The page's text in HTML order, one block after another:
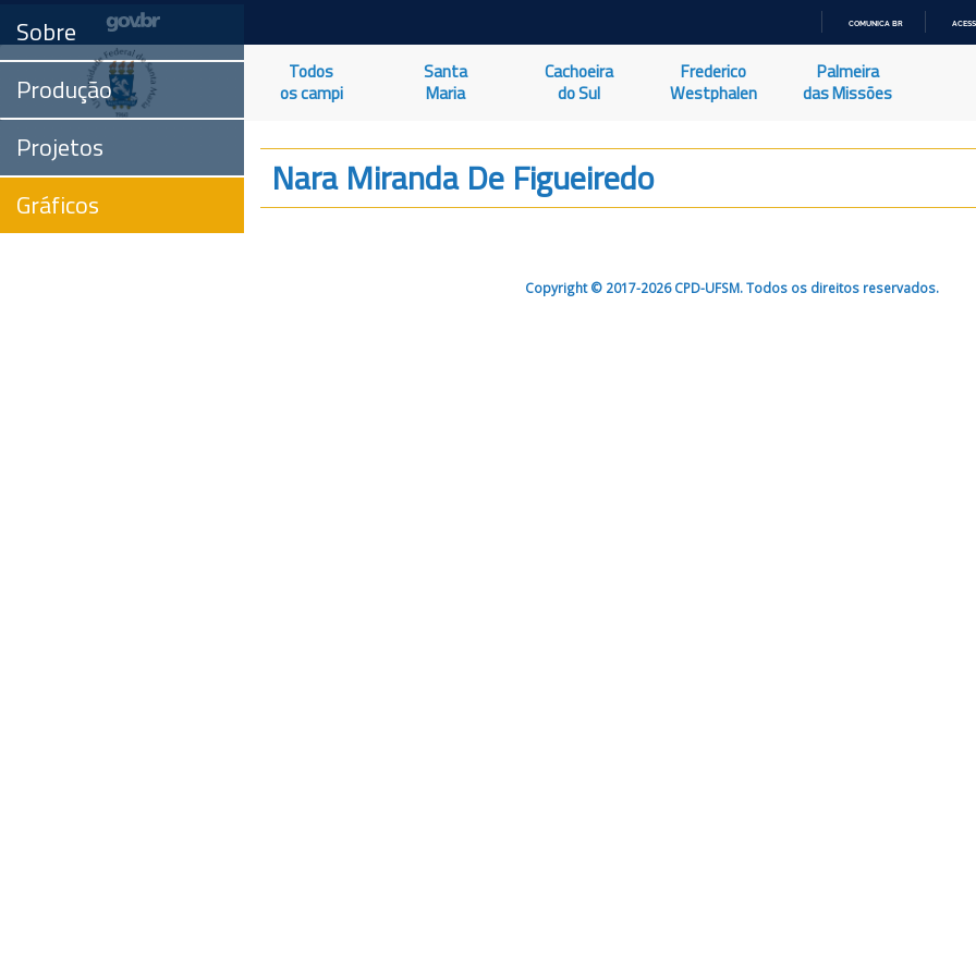
O
COMUNICA BR
Todos
os campi
Santa
Maria
Cachoeira
do Sul
Frederico
Westphalen
Palmeira
das Missões
Sobre
Produção
Projetos
Gráficos
Nara Miranda De Figueiredo
Copyright © 2017-2026 CPD-UFSM. Todos os direitos reservados.